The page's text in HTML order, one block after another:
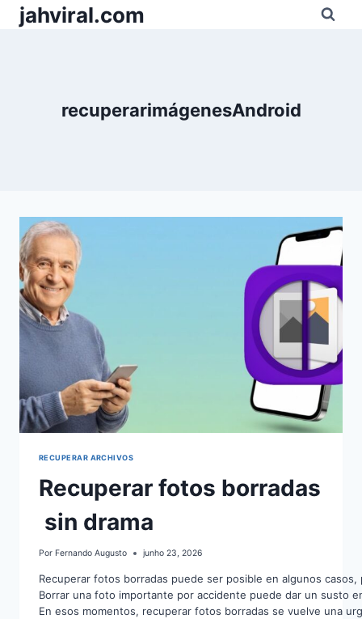
Pular
parajahviral.com
recuperarimágenesAndroid
RECUPERAR ARCHIVOS
Recuperar fotos borradas
sin drama
Por Fernando Augusto junho 23, 2026
Recuperar fotos borradas puede ser posible en algunos
Borrar una foto importante por accidente puede dar un susto
En esos momentos, recuperar fotos borradas se vuelve una